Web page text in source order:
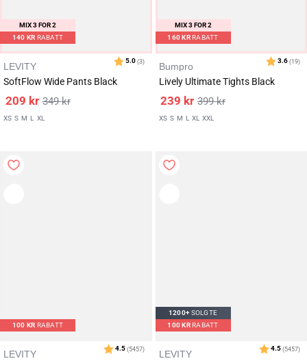
MIX 3 FOR 2
140 KR RABATT
LEVITY
SoftFlow Wide Pants Black
349kr
209 kr
XS S M L XL
MIX 3 FOR 2
1100+SOLGTE
160KRRABATT
Bumpro
Lively Ultimate Tights Black
399kr
239 kr
XS S M L XL XXL
100 KR RABATT
LEVITY
1200+SOLGTE
100KRRABATT
LEVITY